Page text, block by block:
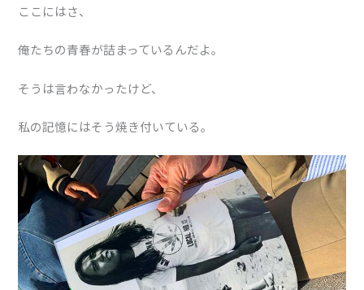
ここにはさ、
俺たちの青春が詰まっているんだよ。
そうは言わなかったけど、
私の記憶にはそう焼き付いている。